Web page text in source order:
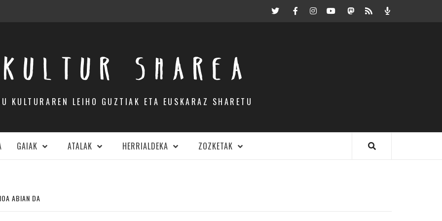
TwitterFacebookInstagramYoutubeMastodon.eus
RSS Podcast
KULTUR SHAREA
KULTURAREN LEIHO GUZTIAK ETA EUSKARAZ SHARETU
GAIAK ATALAK HERRIALDEKA ZOZKETAK
ABIAN DA